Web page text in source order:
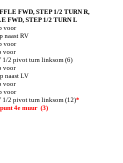
FWD, STEP 1/2 TURN R,
FWD, STEP 1/2 TURN L
voor
naast RV
voor
voor
1/2 pivot turn linksom (6)
voor
naast LV
voor
voor
1/2 pivot turn linksom (12)*
4e muur (3)